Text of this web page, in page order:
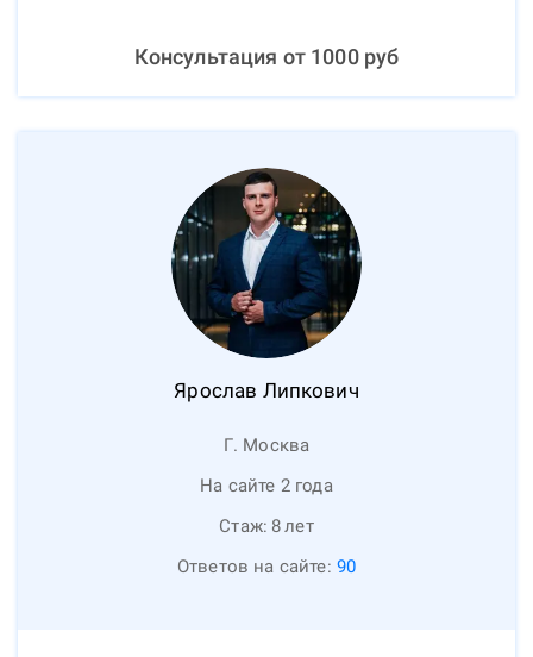
Консультация от 1000руб
Ярослав Липкович
Г. Москва
На сайте 2 года
Стаж: 8лет
Ответов на сайте: 90